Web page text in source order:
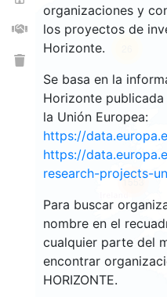
organizaciones y
los proyectos de
Horizonte.
Se basa en la
Horizonte
la Unión Europea:
https://
https://
research-projects-
Para buscar
nombre en el
cualquier parte del
encontrar
HORIZONTE.
1553